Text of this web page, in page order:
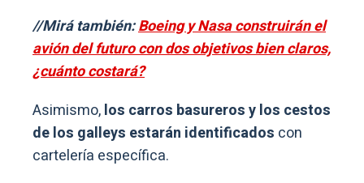
//Mirá también:Boeing y Nasa construirán el
avión del futuro con dos objetivos bien claros,
¿cuánto costará?
Asimismo,los carros basureros y los cestos
de los galleys estarán identificados con
cartelería específica.